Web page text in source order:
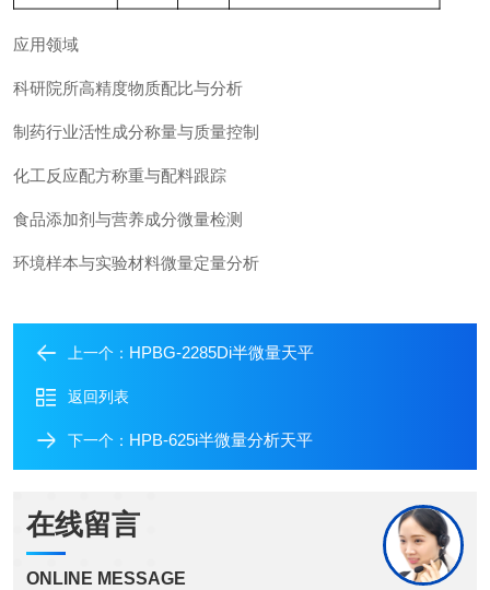
应用领域
科研院所高精度物质配比与分析
制药行业活性成分称量与质量控制
化工反应配方称重与配料跟踪
食品添加剂与营养成分微量检测
环境样本与实验材料微量定量分析
上一个： HPBG‑2285Di半微量天平
返回列表
下一个： HPB-625i半微量分析天平
在线留言
ONLINE MESSAGE